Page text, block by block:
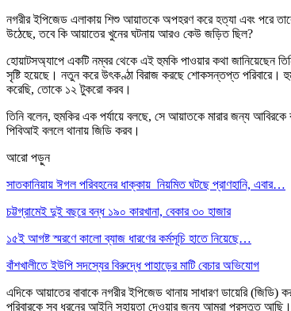
নগরীর ইপিজেড এলাকায় শিশু আয়াতকে অপহরণ করে হত্যা এবং পরে
উঠেছে, তবে কি আয়াতের খুনের ঘটনায় আরও কেউ জড়িত ছিল?
হোয়াটসঅ্যাপে একটি নম্বর থেকে এই হুমকি পাওয়ার কথা
সৃষ্টি হয়েছে। নতুন করে উৎকণ্ঠা বিরাজ করছে শোকসন্তপ্ত পরিবারে।
করেছি, তোকে ১২ টুকরো করব।
তিনি বলেন, হুমকির এক পর্যায়ে বলছে, সে আয়াতকে মারার জন্য
পিবিআই বললে থানায় জিডি করব।
আরো পড়ুন
সাতকানিয়ায় ঈগল পরিবহনের ধাক্কায় নিয়মিত ঘটছে প্রাণহানি, এবার…
চট্টগ্রামেই দুই বছরে বন্ধ ১৯০ কারখানা, বেকার ৩০ হাজার
১৫ই আগষ্ট স্মরণে কালো ব্যাজ ধারণের কর্মসূচি হাতে নিয়েছে…
বাঁশখালীতে ইউপি সদস্যের বিরুদ্ধে পাহাড়ের মাটি বেচার অভিযোগ
এদিকে আয়াতের বাবাকে নগরীর ইপিজেড থানায় সাধারণ ডায়েরি
পরিবারকে সব ধরনের আইনি সহায়তা দেওয়ার জন্য আমরা প্রস্তুত